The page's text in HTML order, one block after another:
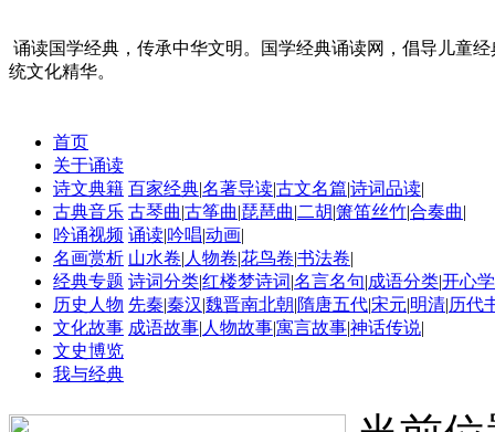
诵读国学经典，传承中华文明。国学经典诵读网，倡导儿童
统文化精华。
首页
关于诵读
诗文典籍 百家经典|名著导读|古文名篇|诗词品读|
古典音乐 古琴曲|古筝曲|琵琶曲|二胡|箫笛丝竹|合奏曲|
吟诵视频 诵读|吟唱|动画|
名画赏析 山水卷| 人物卷|花鸟卷|书法卷|
经典专题 诗词分类|红楼梦诗词|名言名句|成语分类|开心
历史人物 先秦|秦汉|魏晋南北朝|隋唐五代|宋元|明清|历代
文化故事 成语故事| 人物故事|寓言故事|神话传说|
文史博览
我与经典